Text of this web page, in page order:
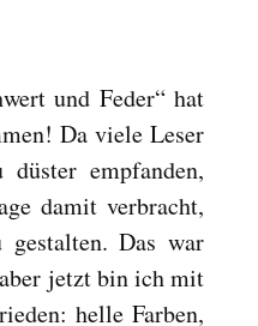
und Feder“ hat
Da viele Leser
empfanden,
damit verbracht,
Das war
jetzt bin ich mit
helle Farben,